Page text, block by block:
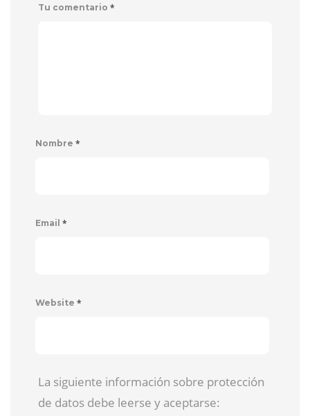
Tu comentario *
Nombre *
Email *
Website *
La siguiente información sobre protección
de datos debe leerse y aceptarse: